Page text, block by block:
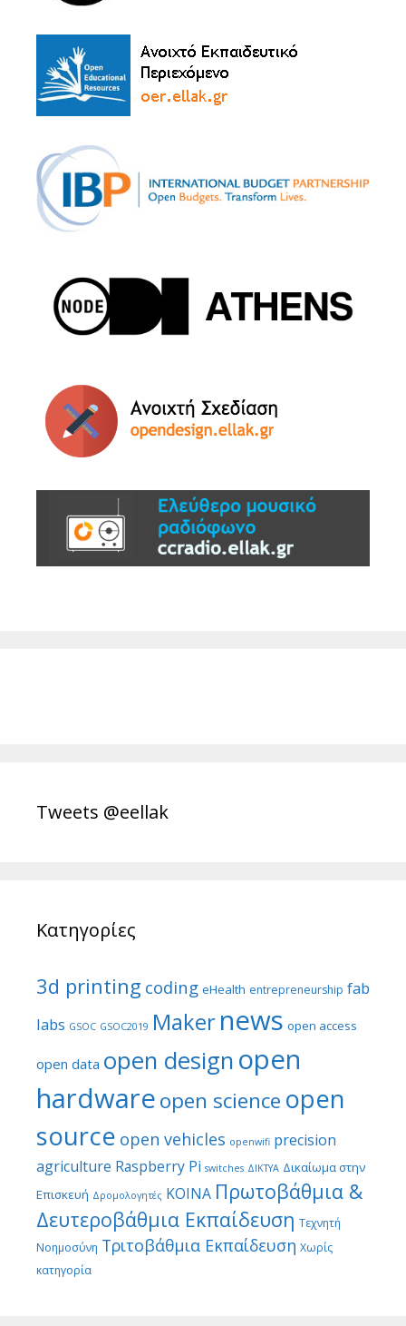
Tweets @eellak
Κατηγορίες
3d printing coding eHealth entrepreneurship fab
labs GSOC GSOC2019 Makernews open access
open data open designopen
hardwareopen science open
source open vehicles openwifi precision
agriculture Raspberry Pi switches ΔΙΚΤΥΑ Δικαίωμα στην
Επισκευή Δρομολογητές ΚΟΙΝΑ Πρωτοβάθμια &
Δευτεροβάθμια Εκπαίδευση Τεχνητή
Νοημοσύνη Τριτοβάθμια Εκπαίδευση Χωρίς
κατηγορία